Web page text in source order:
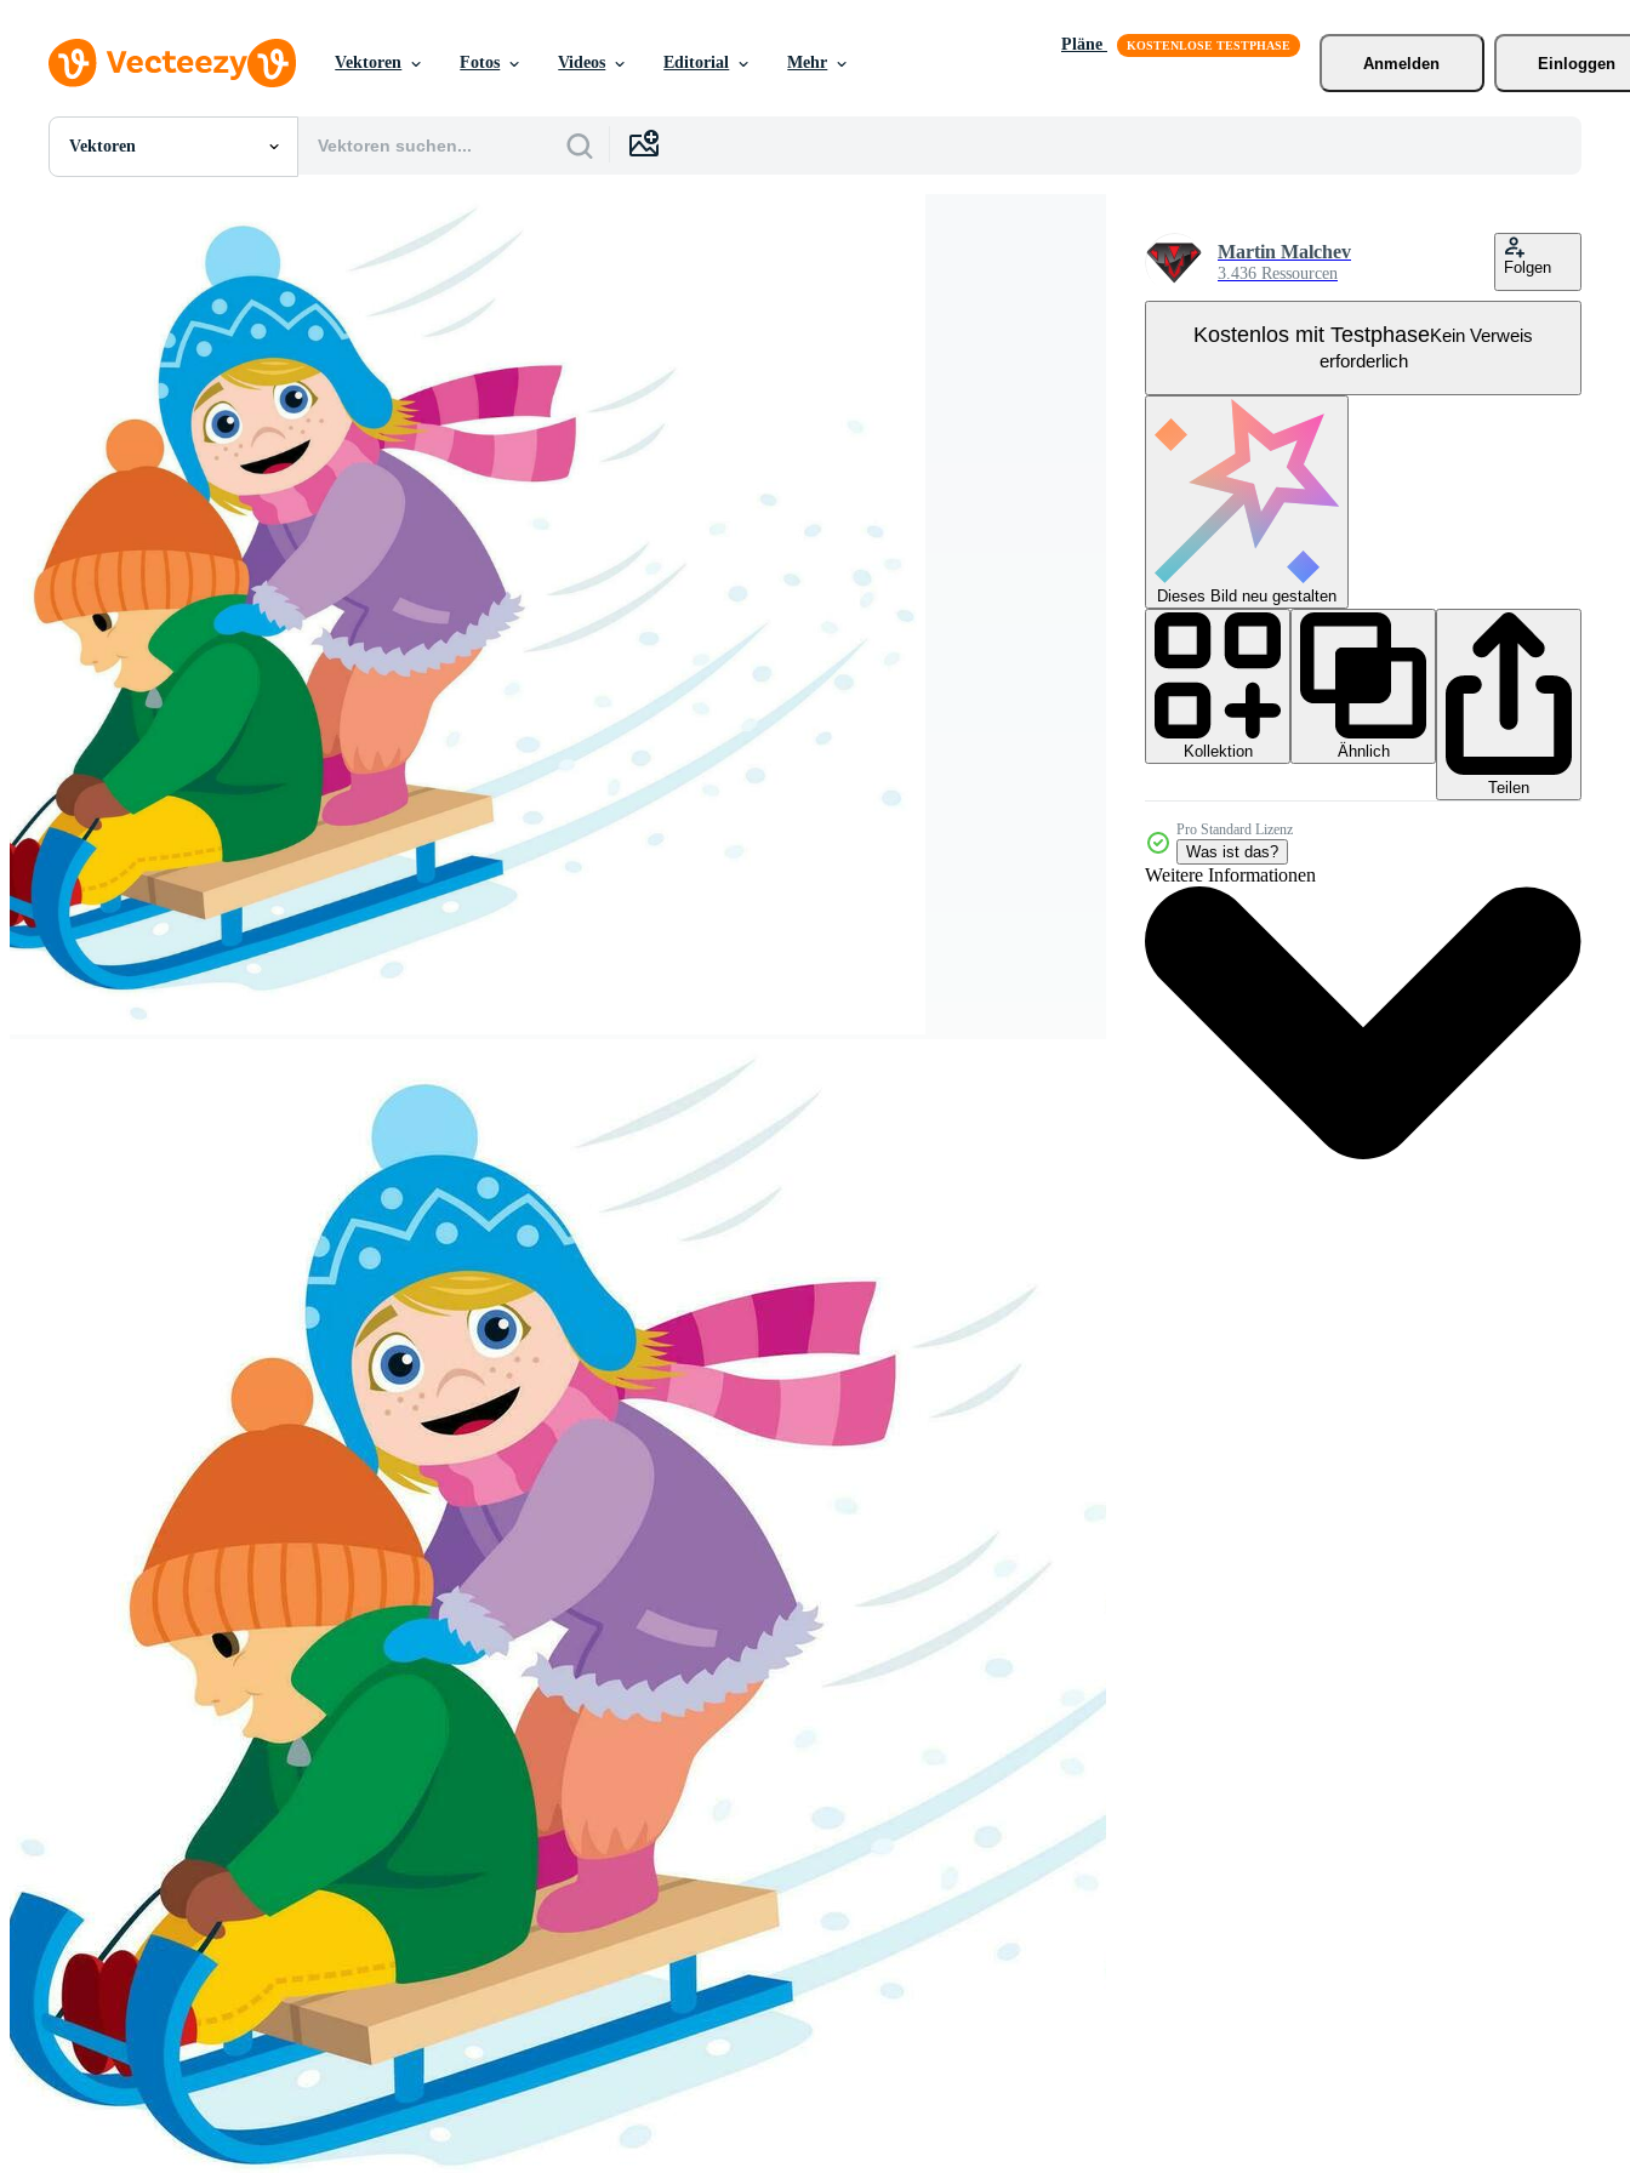
Vektoren Fotos Videos Editorial Mehr
Pläne
Anmelden
Einloggen
Vektoren
Alle Bilder
Motion Graphics
Redaktionelle Bilder
Redaktionelle Ereignisse
Martin Malchev
3.436 Ressourcen Folgen
Kostenlos mit TestphaseKein Verweis
erforderlich
Dieses Bild neu gestalten
Kollektion
Ähnlich
Teilen
Pro Standard Lizenz
Was ist das?
Weitere Informationen